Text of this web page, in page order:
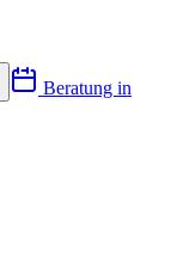
Beratung in